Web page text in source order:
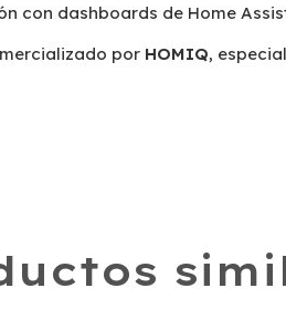
con dashboards de Home
por HOMIQ,